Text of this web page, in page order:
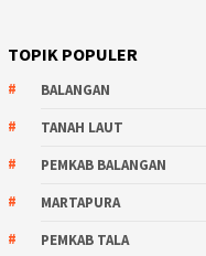
TOPIK POPULER
BALANGAN
TANAH LAUT
PEMKAB BALANGAN
MARTAPURA
PEMKAB TALA